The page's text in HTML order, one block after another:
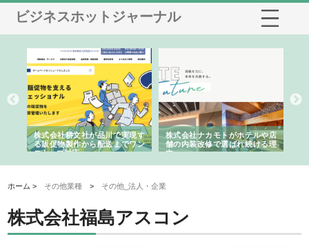
ビジネスホットジャーナル
株式会社耕文社が品川で実現す
る販促物製作から配送までワン
ストップ対応
株式会社ナカモトがホテルや店
舗の内装改修で選ばれ続ける理
由
ホーム > その他業種 > その他_法人・企業
株式会社福島アスコン